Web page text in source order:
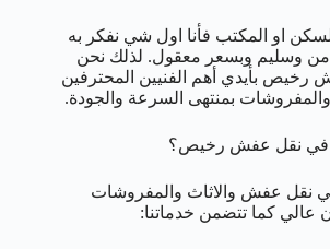
او المكتب فأنا اول شي نفكر به
وسليم وبسعر معقول. لذلك نحن
بأيدي أهم الفنيين المحترفين
بمنتهى السرعة والجودة.
في نقل عفش رخيص؟
في نقل عفش والاثاث والمفروشات
عالي كما تتضمن خدماتنا: